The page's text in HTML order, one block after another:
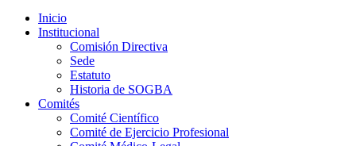
Inicio
Institucional
Comisión Directiva
Sede
Estatuto
Historia de SOGBA
Comités
Comité Científico
Comité de Ejercicio Profesional